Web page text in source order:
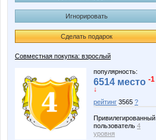
Игнорировать
Сделать подарок
Совместная покупка: взрослый
популярность:
6514 место -1
↓
рейтинг 3565 ?
Привилегированный
пользователь 4
уровня